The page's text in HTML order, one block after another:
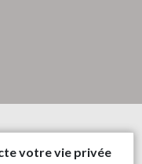
votre vie privée